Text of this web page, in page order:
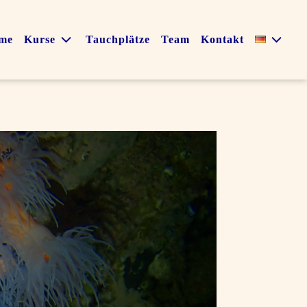
Kurse Tauchplätze Team Kontakt